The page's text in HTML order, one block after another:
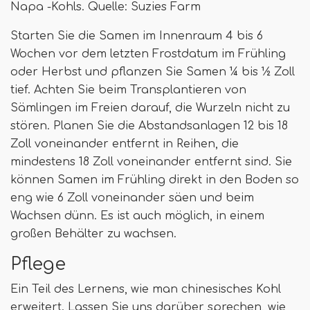
Napa -Kohls. Quelle: Suzies Farm
Starten Sie die Samen im Innenraum 4 bis 6
Wochen vor dem letzten Frostdatum im Frühling
oder Herbst und pflanzen Sie Samen ¼ bis ½ Zoll
tief. Achten Sie beim Transplantieren von
Sämlingen im Freien darauf, die Wurzeln nicht zu
stören. Planen Sie die Abstandsanlagen 12 bis 18
Zoll voneinander entfernt in Reihen, die
mindestens 18 Zoll voneinander entfernt sind. Sie
können Samen im Frühling direkt in den Boden so
eng wie 6 Zoll voneinander säen und beim
Wachsen dünn. Es ist auch möglich, in einem
großen Behälter zu wachsen.
Pflege
Ein Teil des Lernens, wie man chinesisches Kohl
erweitert. Lassen Sie uns darüber sprechen, wie